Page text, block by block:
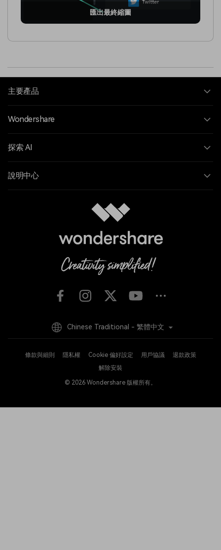
匯出最終縮圖
主要產品
Wondershare
探索 AI
說明中心
條款與細則 隱私權 Cookie 偏好設定 用戶協議
退款政策
解除安裝
© 2026 Wondershare 版權所有。
Chinese Traditional - 繁體中文